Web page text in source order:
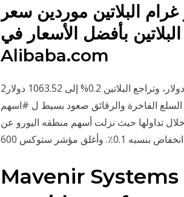
البلاتين موردين سعر
بأفضل الأسعار في
Alibaba.com
2‏‏/6‏‏/1442 بعد الهجرة وقفز البلاديوم اليوم 3% إلى 2433.61 دولار، وتراجع البلاتين 0.2% إلى 1063.52 دولار
السلع الفاخرة والرقائق صعود بسيط ل #اسهم
تداولها حيث نزلت أسهم منطقه اليورو عن
مؤشر ستوكس 600
Mavenir Systems